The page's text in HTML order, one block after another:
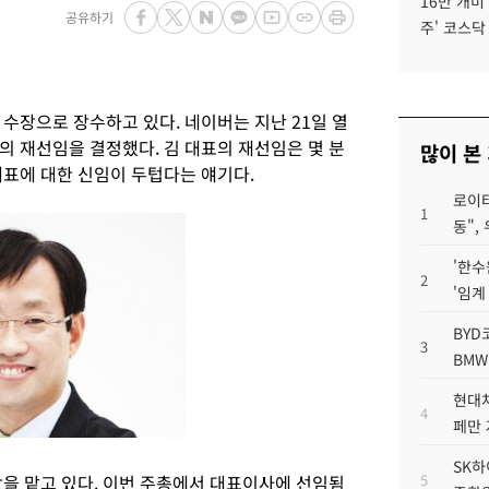
공유하기
장으로 장수하고 있다. 네이버는 지난 21일 열
재선임을 결정했다. 김 대표의 재선임은 몇 분
에 대한 신임이 두텁다는 얘기다.
맡고 있다. 이번 주총에서 대표이사에 선임됨
주' 코스
많이 본
1
로이
동",
2
'한
'임
3
BYD
4
현대
페만
5
SK